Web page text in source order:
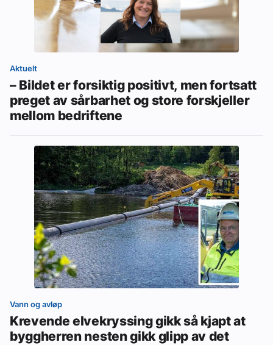
Aktuelt
– Bildet er forsiktig positivt, men fortsatt
preget av sårbarhet og store forskjeller
mellom bedriftene
Vann og avløp
Krevende elvekryssing gikk så kjapt at
byggherren nesten gikk glipp av det